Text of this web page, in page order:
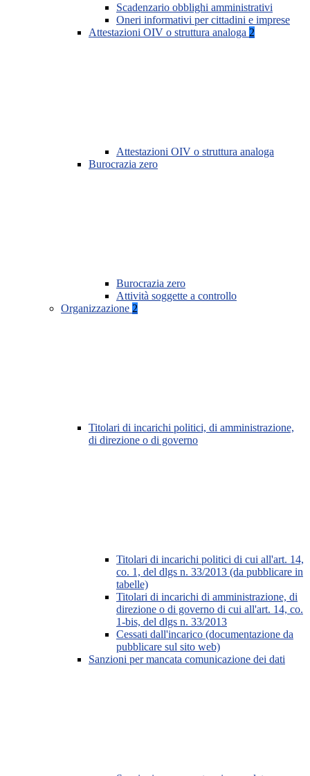
Scadenzario obblighi amministrativi
Oneri informativi per cittadini e imprese
Attestazioni OIV o struttura analoga 2
Attestazioni OIV o struttura analoga
Burocrazia zero
Burocrazia zero
Attività soggette a controllo
Organizzazione 2
Titolari di incarichi politici, di amministrazione,
di direzione o di governo
Titolari di incarichi politici di cui all'art. 14,
co. 1, del dlgs n. 33/2013 (da pubblicare in
tabelle)
Titolari di incarichi di amministrazione, di
direzione o di governo di cui all'art. 14, co.
1-bis, del dlgs n. 33/2013
Cessati dall'incarico (documentazione da
pubblicare sul sito web)
Sanzioni per mancata comunicazione dei dati